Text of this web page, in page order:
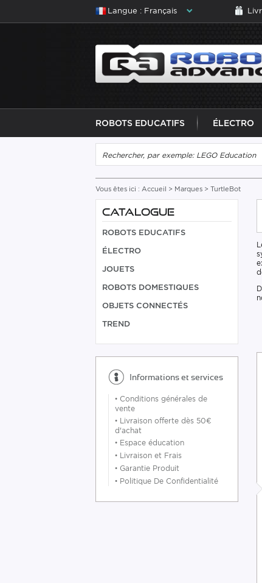
Langue : Français
ROBOTS EDUCATIFS ÉLECTRO
Vous êtes ici : Accueil > Marques > TurtleBot
CATALOGUE
ROBOTS EDUCATIFS
ÉLECTRO
JOUETS
ROBOTS DOMESTIQUES
OBJETS CONNECTÉS
TREND
Informations et services
• Conditions générales de
vente
• Livraison offerte dès 50€
d'achat
• Espace éducation
• Livraison et Frais
• Garantie Produit
• Politique De Confidentialité